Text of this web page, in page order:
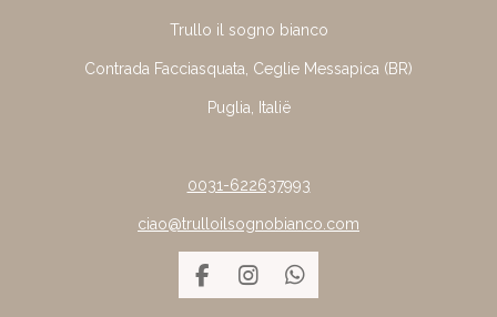
Trullo il sogno bianco
Contrada Facciasquata, Ceglie Messapica (BR)
Puglia, Italië
0031-622637993
ciao@trulloilsognobianco.com
F
A
I
N
W
H